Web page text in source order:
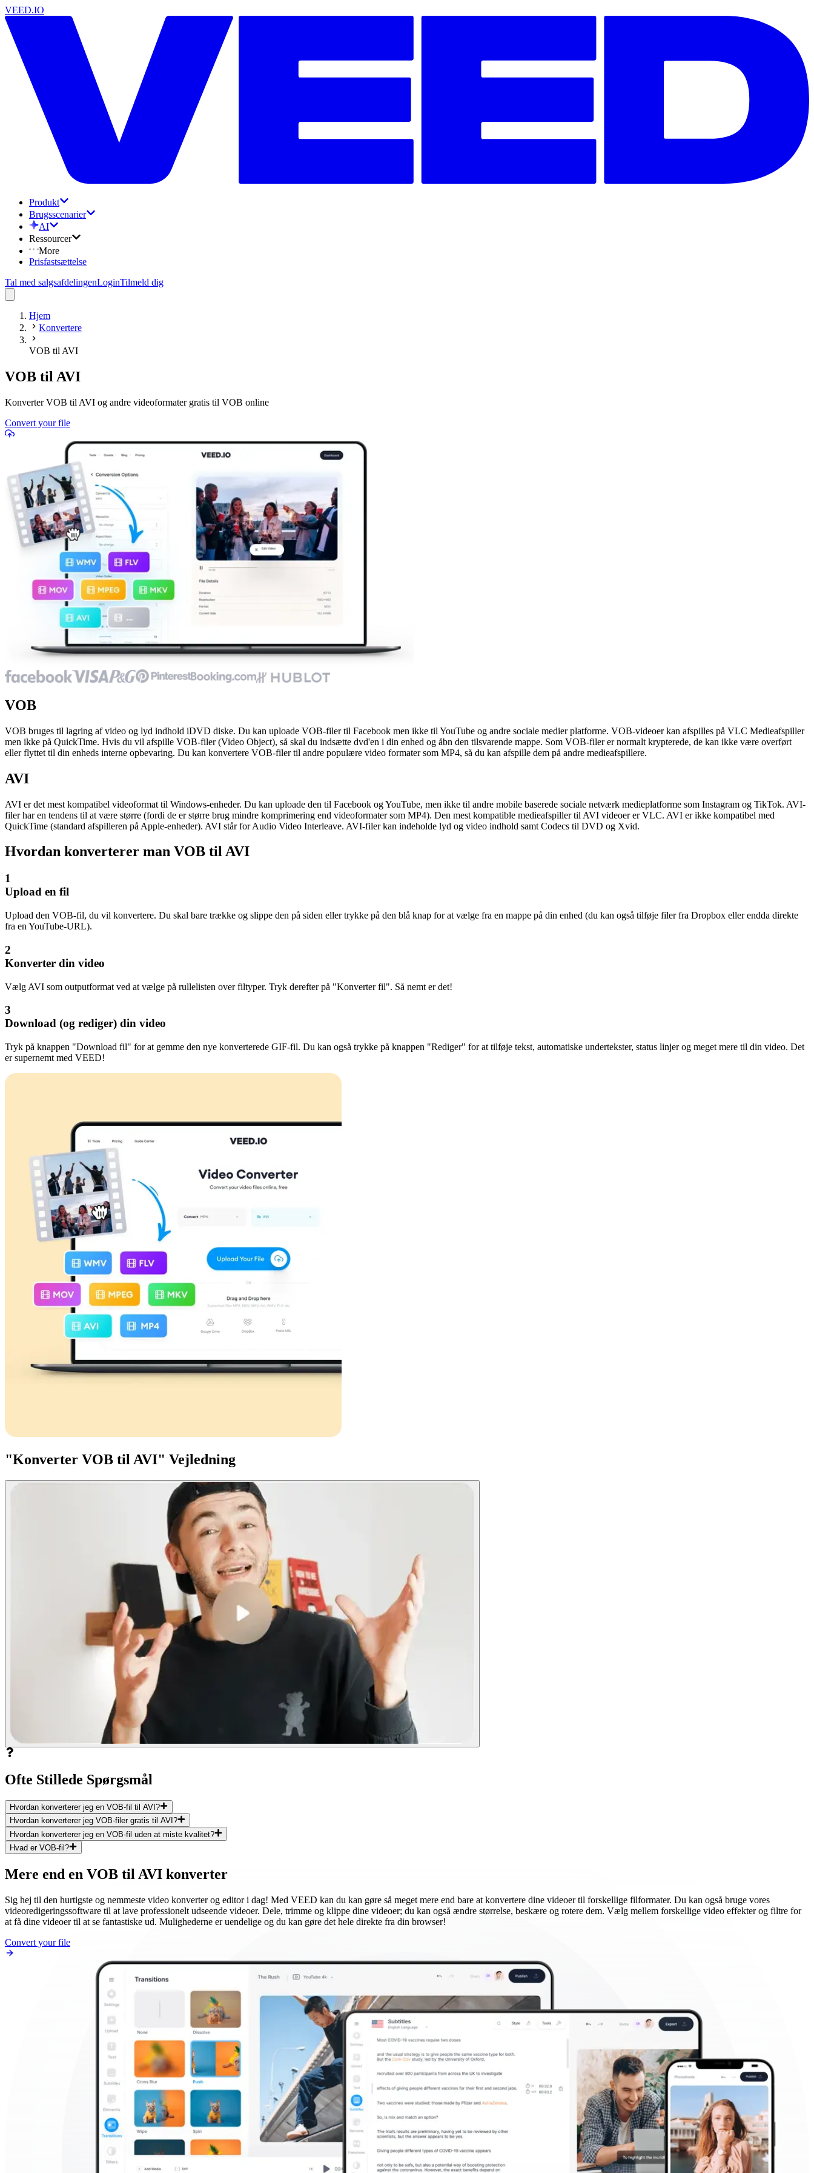
VEED.IO
Produkt
Brugsscenarier
AI
Ressourcer
More
Prisfastsættelse
Tal med salgsafdelingenLoginTilmeld dig
Hjem
Konvertere
VOB til AVI
VOB til AVI
Konverter VOB til AVI og andre videoformater gratis til VOB online
Convert your file
VOB
VOB bruges til lagring af video og lyd indhold iDVD diske. Du kan uploade VOB-filer til Facebook men ikke til YouTube og andre sociale medier platforme. VOB-videoer kan afspilles på VLC Medieafspiller
men ikke på QuickTime. Hvis du vil afspille VOB-filer (Video Object), så skal du indsætte dvd'en i din enhed og åbn den tilsvarende mappe. Som VOB-filer er normalt krypterede, de kan ikke være overført
eller flyttet til din enheds interne opbevaring. Du kan konvertere VOB-filer til andre populære video formater som MP4, så du kan afspille dem på andre medieafspillere.
AVI
AVI er det mest kompatibel videoformat til Windows-enheder. Du kan uploade den til Facebook og YouTube, men ikke til andre mobile baserede sociale netværk medieplatforme som Instagram og TikTok. AVI-
filer har en tendens til at være større (fordi de er større brug mindre komprimering end videoformater som MP4). Den mest kompatible medieafspiller til AVI videoer er VLC. AVI er ikke kompatibel med
QuickTime (standard afspilleren på Apple-enheder). AVI står for Audio Video Interleave. AVI-filer kan indeholde lyd og video indhold samt Codecs til DVD og Xvid.
Hvordan konverterer man VOB til AVI
1
Upload en fil
Upload den VOB-fil, du vil konvertere. Du skal bare trække og slippe den på siden eller trykke på den blå knap for at vælge fra en mappe på din enhed (du kan også tilføje filer fra Dropbox eller endda direkte
fra en YouTube-URL).
2
Konverter din video
Vælg AVI som outputformat ved at vælge på rullelisten over filtyper. Tryk derefter på "Konverter fil". Så nemt er det!
3
Download (og rediger) din video
Tryk på knappen "Download fil" for at gemme den nye konverterede GIF-fil. Du kan også trykke på knappen "Rediger" for at tilføje tekst, automatiske undertekster, status linjer og meget mere til din video. Det
er supernemt med VEED!
"Konverter VOB til AVI" Vejledning
Ofte Stillede Spørgsmål
Hvordan konverterer jeg en VOB-fil til AVI?
Hvordan konverterer jeg VOB-filer gratis til AVI?
Hvordan konverterer jeg en VOB-fil uden at miste kvalitet?
Hvad er VOB-fil?
Mere end en VOB til AVI konverter
Sig hej til den hurtigste og nemmeste video konverter og editor i dag! Med VEED kan du kan gøre så meget mere end bare at konvertere dine videoer til forskellige filformater. Du kan også bruge vores
videoredigeringssoftware til at lave professionelt udseende videoer. Dele, trimme og klippe dine videoer; du kan også ændre størrelse, beskære og rotere dem. Vælg mellem forskellige video effekter og filtre for
at få dine videoer til at se fantastiske ud. Mulighederne er uendelige og du kan gøre det hele direkte fra din browser!
Convert your file